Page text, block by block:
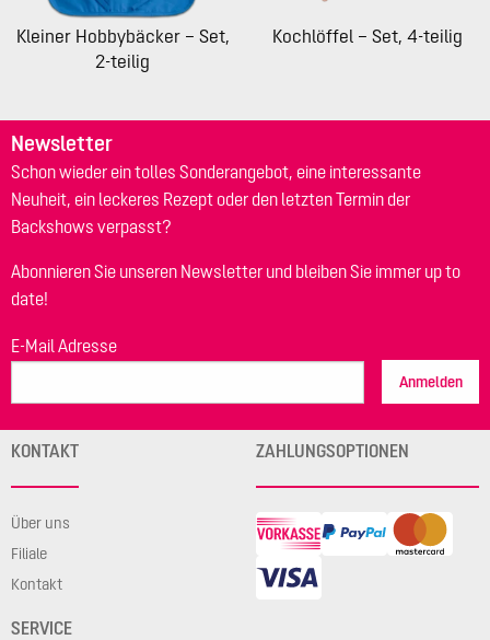
Kleiner Hobbybäcker – Set,
2-teilig
Kochlöffel – Set, 4-teilig
Newsletter
Schon wieder ein tolles Sonderangebot, eine interessante
Neuheit, ein leckeres Rezept oder den letzten Termin der
Backshows verpasst?
Abonnieren Sie unseren Newsletter und bleiben Sie immer up to
date!
E-Mail Adresse
Anmelden
KONTAKT
Über uns
Filiale
Kontakt
SERVICE
ZAHLUNGSOPTIONEN